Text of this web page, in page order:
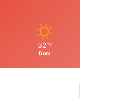
32 ℃
Dom